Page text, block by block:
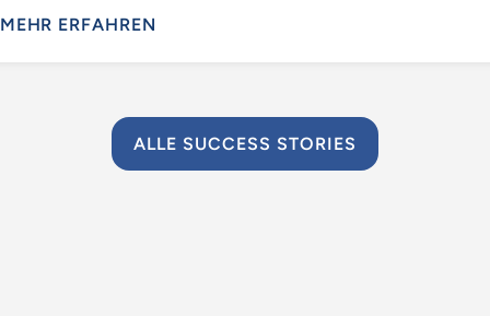
MEHR ERFAHREN
ALLE SUCCESS STORIES